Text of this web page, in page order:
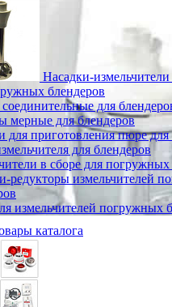
Насадки-
блендеров
для
мерные для блендеров
для приготовления пюре для
для блендеров
в сборе для погружных
редукторы измельчителей
измельчителей погружных
каталога